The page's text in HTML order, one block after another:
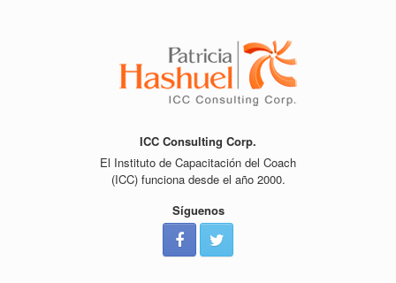
ICC Consulting Corp.
El Instituto de Capacitación del Coach
(ICC) funciona desde el año 2000.
Síguenos